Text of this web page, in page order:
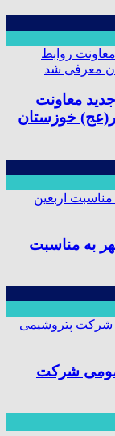
معاونت
خوزستان
به مناسبت
شرکت